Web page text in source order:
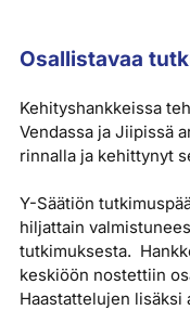
Osallistavaa
Kehityshankkeissa
Vendassa ja Jiipissä
rinnalla ja kehittynyt
Y-Säätiön
hiljattain
tutkimuksesta.
keskiöön nostettiin
Haastattelujen lisäksi